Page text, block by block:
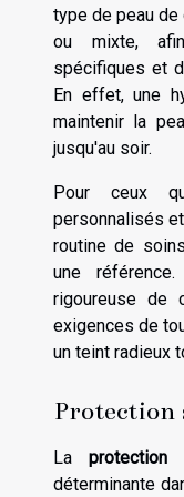
type de peau
ou mixte,
spécifiques et
En effet, une
maintenir la
jusqu'au soir.
Pour ceux
personnalisés
routine de
une
rigoureuse de
exigences de
un teint radieux
Protection
La protection
déterminante